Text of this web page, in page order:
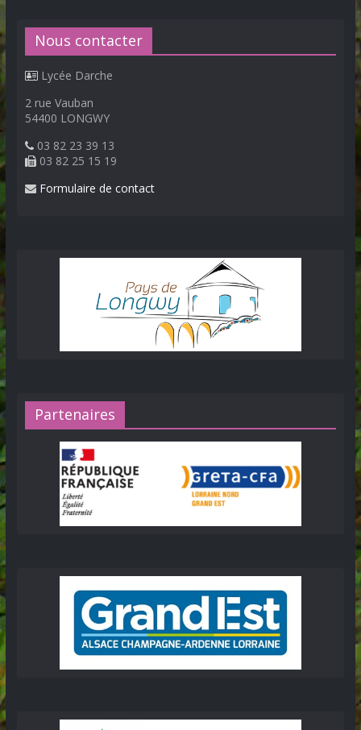
Nous contacter
Lycée Darche
2 rue Vauban
54400 LONGWY
03 82 23 39 13
03 82 25 15 19
Formulaire de contact
Partenaires